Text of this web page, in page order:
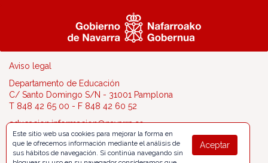
Aviso legal
Departamento de Educación
C/ Santo Domingo S/N - 31001 Pamplona
T 848 42 65 00 - F 848 42 60 52
educacion.informacion@navarra.es
Aceptar
Este sitio web usa cookies para mejorar la forma en
que le ofrecemos información mediante el análisis de
sus hábitos de navegación. Si continúa navegando sin